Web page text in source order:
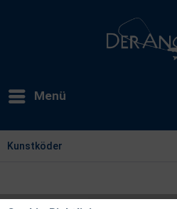
Menü
Kunstköder